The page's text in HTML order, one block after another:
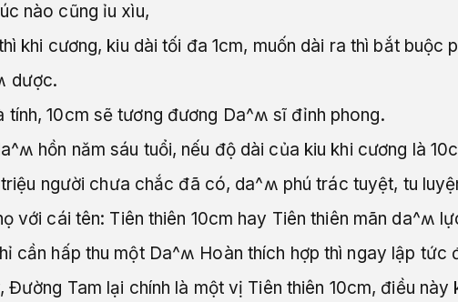
nào cũng ỉu xìu,
khi cương, kiu dài tối đa 1cm, muốn dài ra thì bắt buộc
dược.
tính, 10cm sẽ tương đương Da^ʍ sĩ đỉnh phong.
hồn năm sáu tuổi, nếu độ dài của kiu khi cương là
người chưa chắc đã có, da^ʍ phú trác tuyệt, tu
với cái tên: Tiên thiên 10cm hay Tiên thiên mãn da^ʍ
cần hấp thu một Da^ʍ Hoàn thích hợp thì ngay lập tức
Đường Tam lại chính là một vị Tiên thiên 10cm, điều